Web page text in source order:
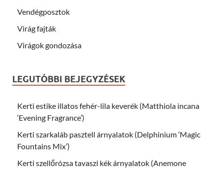
Vendégposztok
Virág fajták
Virágok gondozása
LEGUTÓBBI BEJEGYZÉSEK
Kerti estike illatos fehér-lila keverék (Matthiola incana
‘Evening Fragrance’)
Kerti szarkaláb pasztell árnyalatok (Delphinium ‘Magic
Fountains Mix’)
Kerti szellőrózsa tavaszi kék árnyalatok (Anemone